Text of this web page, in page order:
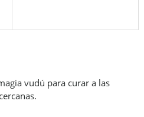
vudú para curar a las